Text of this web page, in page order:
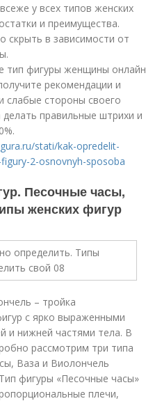
у всех типов женских
и преимущества.
скрыть в зависимости от
тип фигуры женщины онлайн
рекомендации и
слабые стороны своего
правильные штрихи и
stati/kak-opredelit-
2-osnovnyh-sposoba
Песочные часы,
женских фигур
– тройка
с ярко выраженными
и нижней частями тела. В
рассмотрим три типа
Ваза и Виолончель
фигуры «Песочные часы»
плечи,